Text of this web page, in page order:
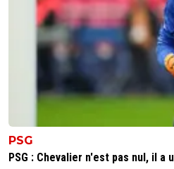
1+ Répondre
Maubelan-OL 24 mai 2026 à
S'il part pour 20 (avec 2 M
formateur c'est que nous
Ne nous précipitons pas
sergio33 24 mai 2026 à 12:54 +
PSG
PSG : Chevalier n'est pas nul, il a